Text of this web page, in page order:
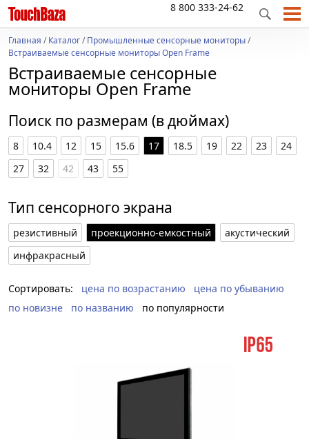
8 800 333-24-62
Главная /Каталог/Промышленные сенсорные мониторы/
Встраиваемые сенсорные мониторы Open Frame
Встраиваемые сенсорные
мониторы Open Frame
Поиск по размерам (в дюймах)
8 10.4 12 15 15.6 17 18.5 19 22 23
24
27
32 42 43 55
Тип сенсорного экрана
резистивный проекционно-емкостный
акустический
инфракрасный
Сортировать: цена по возрастанию
цена по убыванию
по новизне
по названию по популярности